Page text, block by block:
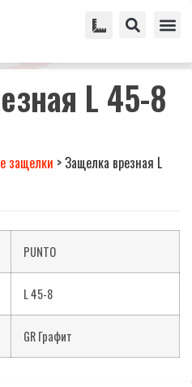
L 45-8
защелки >Защелка врезная L
PUNTO
L 45-8
GR Графит